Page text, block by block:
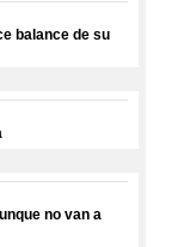
balance de su
no van a